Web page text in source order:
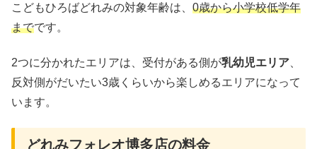
こどもひろばどれみの対象年齢は、 0歳から小学校低学年
までです。
2つに分かれたエリアは、受付がある側が乳幼児エリア
反対側がだいたい3歳くらいから楽しめるエリアになって
います。
どれみフォレオ博多店の料金